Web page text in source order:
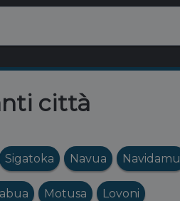
città
Sigatoka Navua Navidamu
Motusa Lovoni